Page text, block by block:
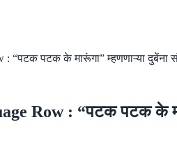
“पटक पटक के मारूंगा” म्हणणाऱ्या दुबेंना
Row : “पटक पटक के